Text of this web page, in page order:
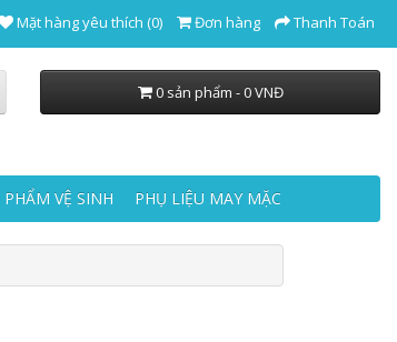
Mặt hàng yêu thích (0) Đơn hàng Thanh Toán
0 sản phẩm - 0 VNĐ
PHẨM VỆ SINH PHỤ LIỆU MAY MẶC